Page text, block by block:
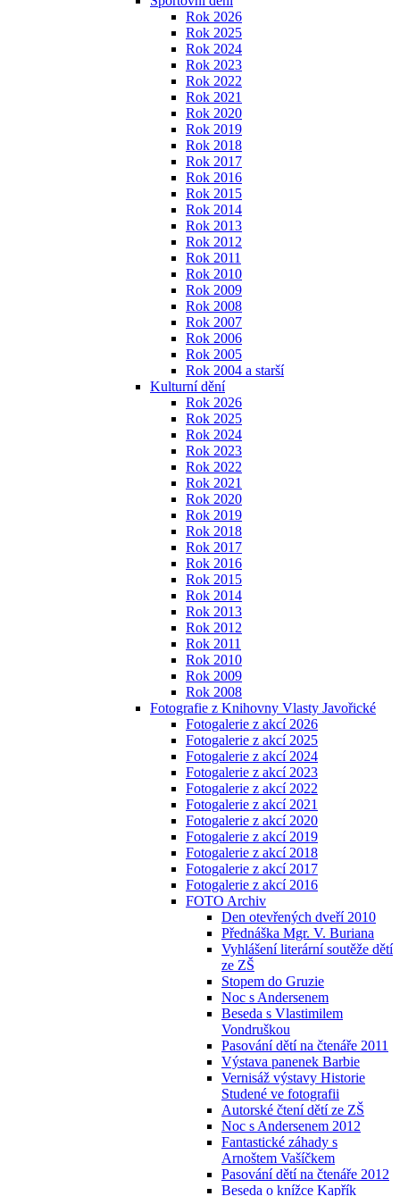
Rok 2026
Rok 2025
Rok 2024
Rok 2023
Rok 2022
Rok 2021
Rok 2020
Rok 2019
Rok 2018
Rok 2017
Rok 2016
Rok 2015
Rok 2014
Rok 2013
Rok 2012
Rok 2011
Rok 2010
Rok 2009
Rok 2008
Rok 2007
Rok 2006
Rok 2005
Rok 2004 a starší
Kulturní dění
Rok 2026
Rok 2025
Rok 2024
Rok 2023
Rok 2022
Rok 2021
Rok 2020
Rok 2019
Rok 2018
Rok 2017
Rok 2016
Rok 2015
Rok 2014
Rok 2013
Rok 2012
Rok 2011
Rok 2010
Rok 2009
Rok 2008
Fotografie z Knihovny Vlasty Javořické
Fotogalerie z akcí 2026
Fotogalerie z akcí 2025
Fotogalerie z akcí 2024
Fotogalerie z akcí 2023
Fotogalerie z akcí 2022
Fotogalerie z akcí 2021
Fotogalerie z akcí 2020
Fotogalerie z akcí 2019
Fotogalerie z akcí 2018
Fotogalerie z akcí 2017
Fotogalerie z akcí 2016
FOTO Archiv
Den otevřených dveří 2010
Přednáška Mgr. V. Buriana
Vyhlášení literární soutěže dětí
ze ZŠ
Stopem do Gruzie
Noc s Andersenem
Beseda s Vlastimilem
Vondruškou
Pasování dětí na čtenáře 2011
Výstava panenek Barbie
Vernisáž výstavy Historie
Studené ve fotografii
Autorské čtení dětí ze ZŠ
Noc s Andersenem 2012
Fantastické záhady s
Arnoštem Vašíčkem
Pasování dětí na čtenáře 2012
Beseda o knížce Kapřík